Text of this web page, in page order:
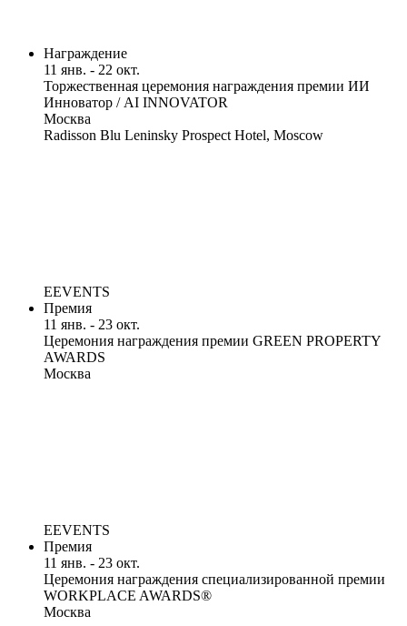
Награждение
11 янв. - 22 окт.
Торжественная церемония награждения премии ИИ
Инноватор / AI INNOVATOR
Москва
Radisson Blu Leninsky Prospect Hotel, Moscow
EEVENTS
Премия
11 янв. - 23 окт.
Церемония награждения премии GREEN PROPERTY
AWARDS
Москва
EEVENTS
Премия
11 янв. - 23 окт.
Церемония награждения специализированной премии
WORKPLACE AWARDS®
Москва